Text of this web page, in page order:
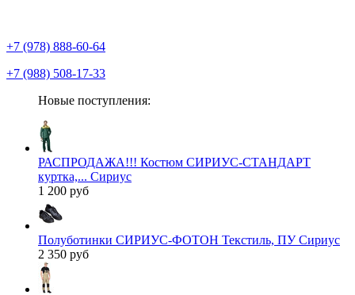
+7 (978) 888-60-64
+7 (988) 508-17-33
Новые поступления:
РАСПРОДАЖА!!! Костюм СИРИУС-СТАНДАРТ
куртка,... Сириус
1 200 руб
Полуботинки СИРИУС-ФОТОН Текстиль, ПУ Сириус
2 350 руб